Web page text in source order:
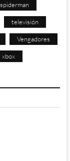
spiderman
televisión
Vengadores
xbox